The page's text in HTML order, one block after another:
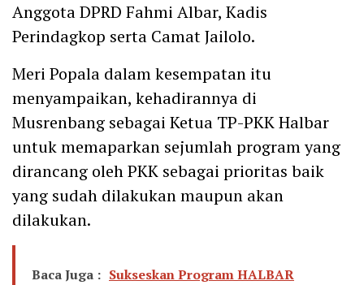
Anggota DPRD Fahmi Albar, Kadis
Perindagkop serta Camat Jailolo.
Meri Popala dalam kesempatan itu
menyampaikan, kehadirannya di
Musrenbang sebagai Ketua TP-PKK Halbar
untuk memaparkan sejumlah program yang
dirancang oleh PKK sebagai prioritas baik
yang sudah dilakukan maupun akan
dilakukan.
Baca Juga : Sukseskan Program HALBAR